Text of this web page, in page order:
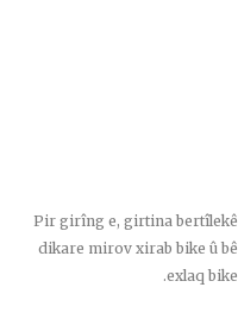
Pir girîng e, girtina bertîlekê
dikare mirov xirab bike û bê
exlaq bike.